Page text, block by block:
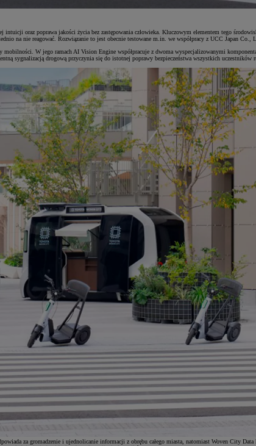
oraz poprawa jakości życia bez zastępowania człowieka. Kluczowym elementem tego
na nie reagować. Rozwiązanie to jest obecnie testowane m.in. we współpracy z UCC Japan Co.,
W jego ramach AI Vision Engine współpracuje z dwoma wyspecjalizowanymi
sygnalizacją drogową przyczynia się do istotnej poprawy bezpieczeństwa wszystkich uczestników
za gromadzenie i ujednolicanie informacji z obrębu całego miasta, natomiast Woven City